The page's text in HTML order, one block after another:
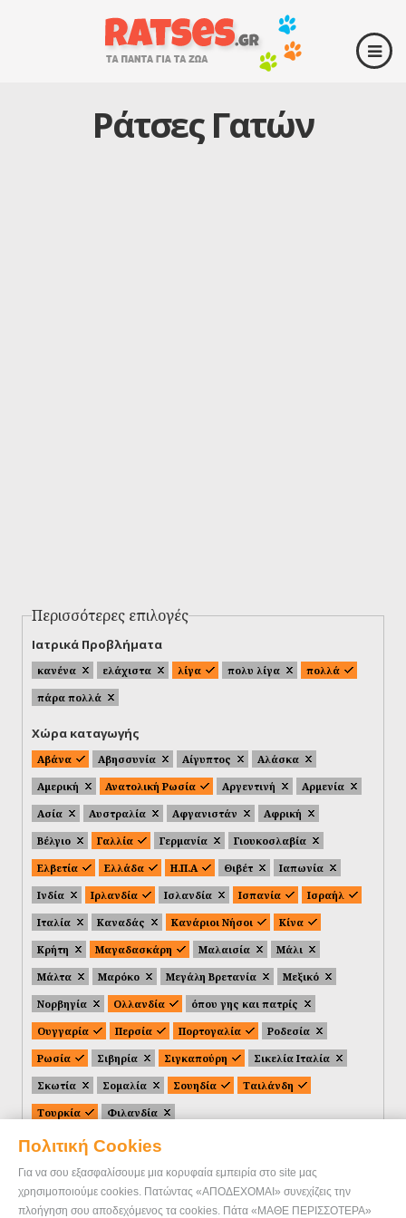
Πολιτική Cookies
Για να σου εξασφαλίσουμε μια κορυφαία εμπειρία στο site μας
χρησιμοποιούμε cookies. Πατώντας «ΑΠΟΔΕΧΟΜΑΙ» συνεχίζεις την
πλοήγηση σου αποδεχόμενος τα cookies. Πάτα «ΜΑΘΕ ΠΕΡΙΣΣΟΤΕΡΑ»
Ράτσες Γατών
Περισσότερες επιλογές
Ιατρικά Προβλήματα
κανένα ελάχιστα λίγα πολυ λίγα
πολλά
πάρα πολλά
Χώρα καταγωγής
Αβάνα Αβησσυνία Αίγυπτος
Αλάσκα
Αμερική
Ανατολική Ρωσία Αργεντινή
Αρμενία
Ασία
Αυστραλία Αφγανιστάν
Αφρική
Βέλγιο
Γαλλία Γερμανία
Γιουκοσλαβία
Ελβετία
Ελλάδα Η.Π.Α Θιβέτ
Ιαπωνία
Ινδία
Ιρλανδία Ισλανδία Ισπανία
Ισραήλ
Ιταλία
Καναδάς Κανάριοι Νήσοι
Κίνα
Κρήτη
Μαγαδασκάρη Μαλαισία
Μάλι
Μάλτα
Μαρόκο Μεγάλη Βρετανία
Μεξικό
Νορβηγία
Ολλανδία
όπου γης και πατρίς
Ουγγαρία
Περσία Πορτογαλία
Ροδεσία
Ρωσία
Σιβηρία Σιγκαπούρη
Σικελία Ιταλία
Σκωτία
Σομαλία Σουηδία
Ταιλάνδη
Τουρκία
Φιλανδία